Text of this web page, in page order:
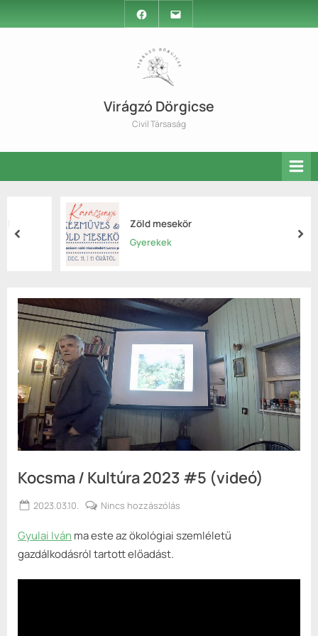
to
Facebook
Email
Virágzó Dörgicse
Civil Társaság
Zöld mesekör
Gyerekek
prev
Kocsma / Kultúra 2023 #5 (videó)
Posted
2023.03.10.
György
Nincs hozzászólás
/
#5
Gyulai Iván ma este az ökológiai szemléletű
gazdálkodásról tartott előadást.